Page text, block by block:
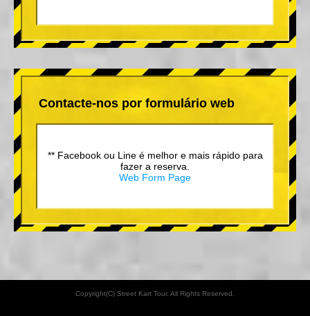
Contacte-nos por formulário web
** Facebook ou Line é melhor e mais rápido para
fazer a reserva.
Web Form Page
Copyright(C) Street Kart Tour. All Rights Reserved.